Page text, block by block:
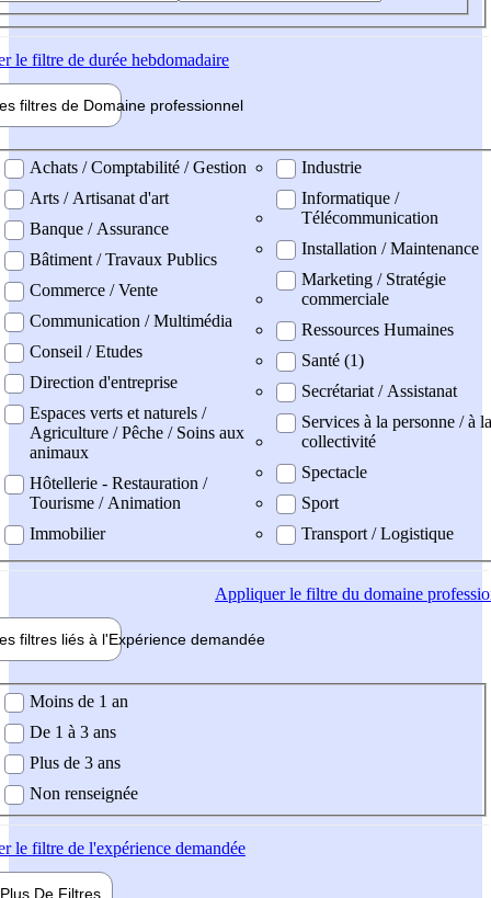
le filtre de durée hebdomadaire
filtres de Domaine professionnel
professionel
Achats / Comptabilité / Gestion
Arts / Artisanat d'art
Banque / Assurance
Bâtiment / Travaux Publics
Commerce / Vente
Communication / Multimédia
Conseil / Etudes
Direction d'entreprise
Espaces verts et naturels /
Agriculture / Pêche / Soins aux
animaux
Hôtellerie - Restauration /
Tourisme / Animation
Immobilier
Industrie
Informatique /
Télécommunication
Installation / Maintenance
Marketing / Stratégie
commerciale
Ressources Humaines
Santé (1)
Secrétariat / Assistanat
Services à la personne / à la
collectivité
Spectacle
Sport
Transport / Logistique
Appliquerle filtre du domaine
filtres liés à l'Expérience demandée
demandée
Moins de 1 an
De 1 à 3 ans
Plus de 3 ans
Non renseignée
le filtre de l'expérience demandée
Plus De Filtres